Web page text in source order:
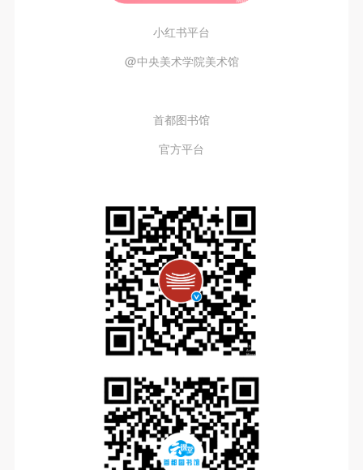
小红书平台
@中央美术学院美术馆
首都图书馆
官方平台
快捷登录 帐号密码登录